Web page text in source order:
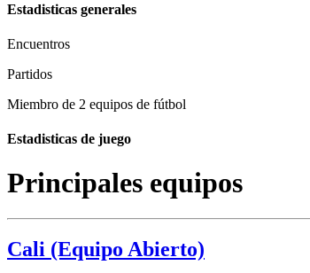
Estadisticas generales
Encuentros
Partidos
Miembro de 2 equipos de fútbol
Estadisticas de juego
Principales equipos
Cali (Equipo Abierto)